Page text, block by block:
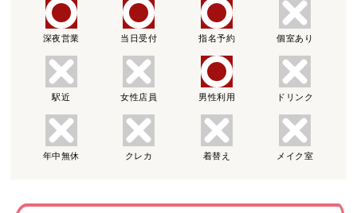
深夜営業 当日受付 指名予約 個室あり
駅近 女性店員 男性利用 ドリンク
年中無休 クレカ 着替え メイク室